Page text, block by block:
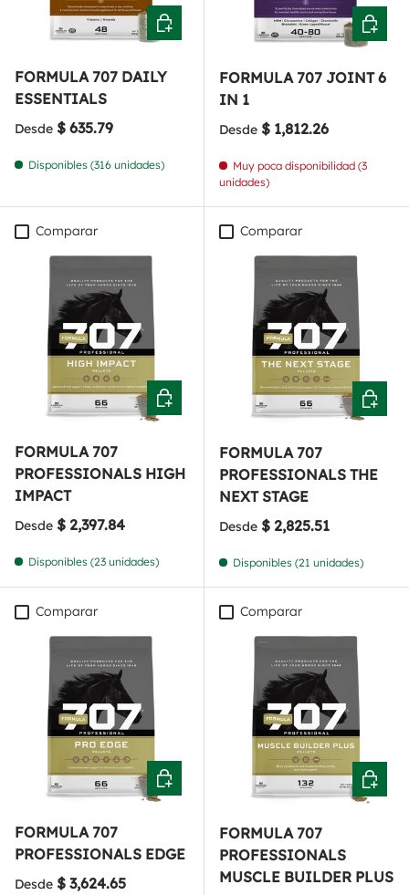
FORMULA 707 DAILY
ESSENTIALS
Precio normal
Desde $ 635.79
Disponibles (316 unidades)
Elegir opciones
FORMULA 707 JOINT 6
IN 1
Precio normal
Desde $ 1,812.26
Muy poca disponibilidad (3
unidades)
Elegir
Comparar
FORMULA 707
PROFESSIONALS HIGH
IMPACT
Precio normal
Desde $ 2,397.84
Disponibles (23 unidades)
Elegir opciones
Comparar
FORMULA 707
PROFESSIONALS THE
NEXT STAGE
Precio normal
Desde $ 2,825.51
Disponibles (21 unidades)
Elegir
Comparar
FORMULA 707
PROFESSIONALS EDGE
Precio normal
Desde $ 3,624.65
Elegir opciones
Comparar
FORMULA 707
PROFESSIONALS
MUSCLE BUILDER PLUS
Elegir